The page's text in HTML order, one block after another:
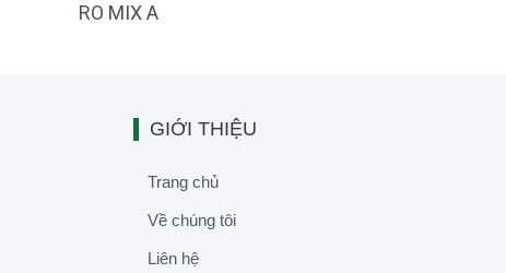
RO MIX A
GIỚI THIỆU
Trang chủ
Về chúng tôi
Liên hệ